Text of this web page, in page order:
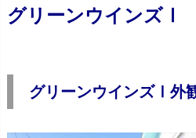
グリーンウインズⅠ
グリーンウインズⅠ外